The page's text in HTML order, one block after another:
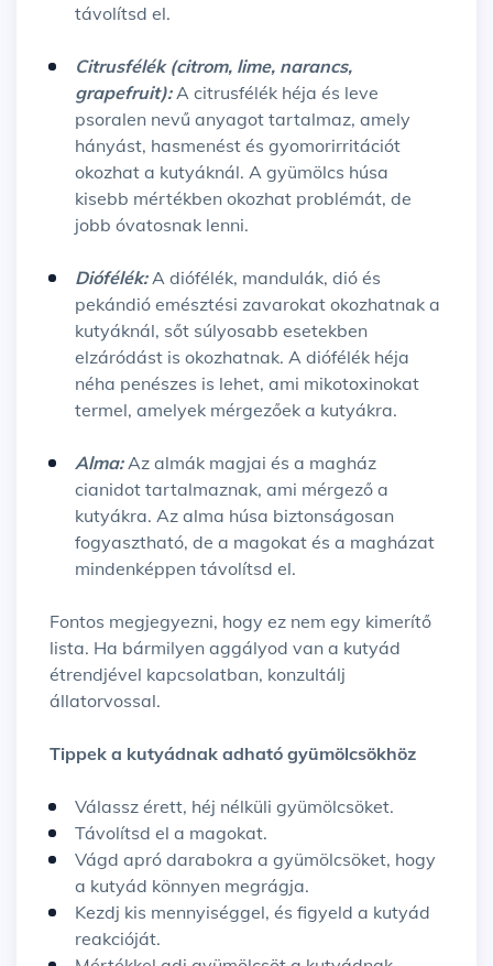
távolítsd el.
Citrusfélék (citrom, lime, narancs,
grapefruit):A citrusfélék héja és leve
psoralen nevű anyagot tartalmaz, amely
hányást, hasmenést és gyomorirritációt
okozhat a kutyáknál. A gyümölcs húsa
kisebb mértékben okozhat problémát, de
jobb óvatosnak lenni.
Diófélék:A diófélék, mandulák, dió és
pekándió emésztési zavarokat okozhatnak a
kutyáknál, sőt súlyosabb esetekben
elzáródást is okozhatnak. A diófélék héja
néha penészes is lehet, ami mikotoxinokat
termel, amelyek mérgezőek a kutyákra.
Alma: Az almák magjai és a magház
cianidot tartalmaznak, ami mérgező a
kutyákra. Az alma húsa biztonságosan
fogyasztható, de a magokat és a magházat
mindenképpen távolítsd el.
Fontos megjegyezni, hogy ez nem egy kimerítő
lista. Ha bármilyen aggályod van a kutyád
étrendjével kapcsolatban, konzultálj
állatorvossal.
Tippek a kutyádnak adható gyümölcsökhöz
Válassz érett, héj nélküli gyümölcsöket.
Távolítsd el a magokat.
Vágd apró darabokra a gyümölcsöket, hogy
a kutyád könnyen megrágja.
Kezdj kis mennyiséggel, és figyeld a kutyád
reakcióját.